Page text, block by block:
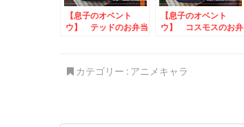
【息子のオベント
ウ】 テッドのお弁当
【息子のオベント
ウ】 コスモスのお弁
カテゴリー : アニメキャラ